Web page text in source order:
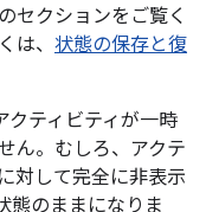
セクションをご覧く
は、 状態の保存と復
クティビティが一時
ん。むしろ、アクテ
対して完全に非表示
態のままになりま